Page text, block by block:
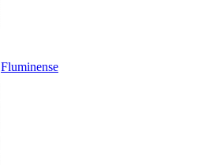
Fluminense